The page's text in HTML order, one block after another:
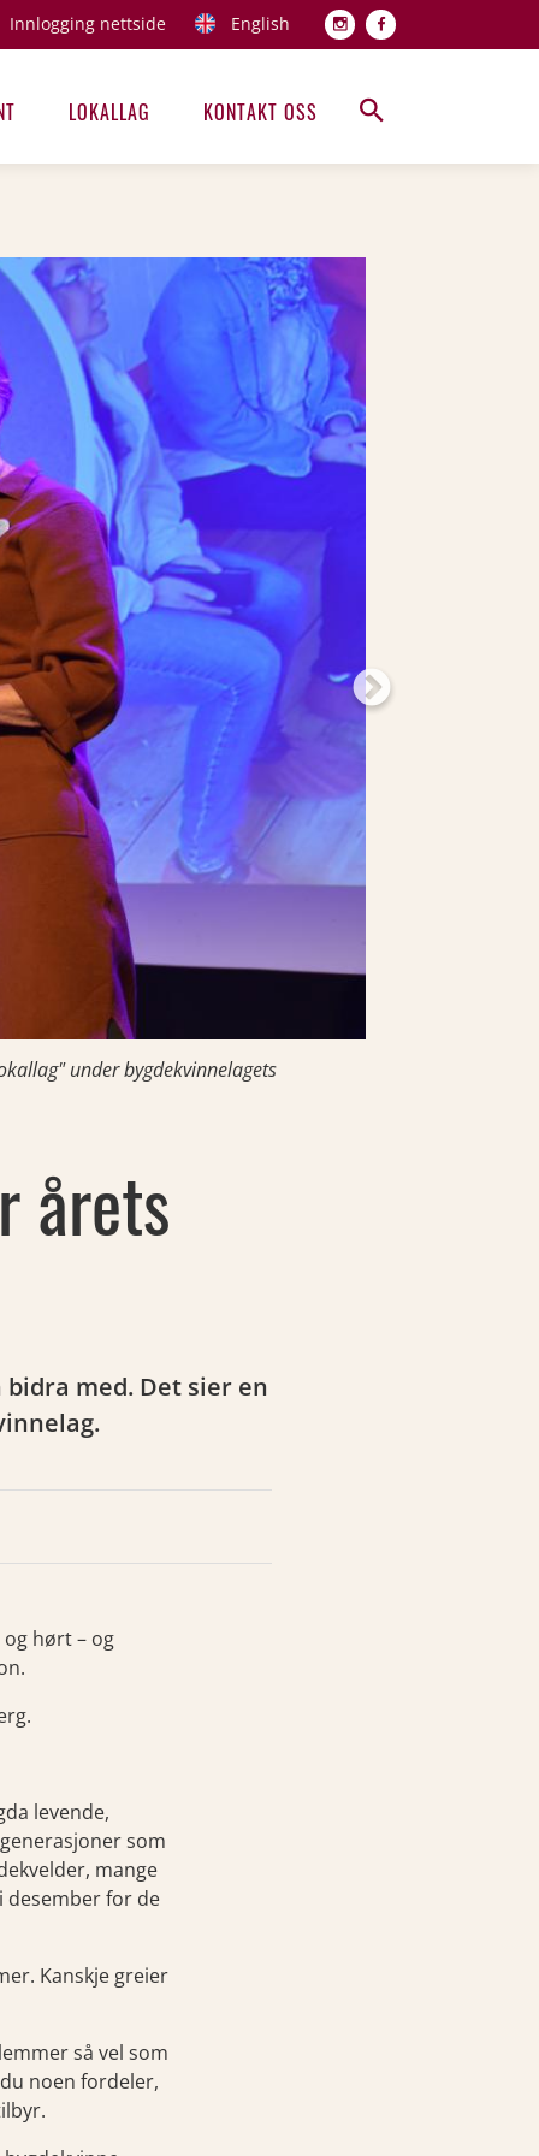
Topp
Innlogging nettside English
Hovedmeny
LOKALLAG KONTAKT OSS
under bygdekvinnelagets
årets
med. Det sier en
hørt – og
levende,
som
mange
desember for de
Kanskje greier
så vel som
noen fordeler,